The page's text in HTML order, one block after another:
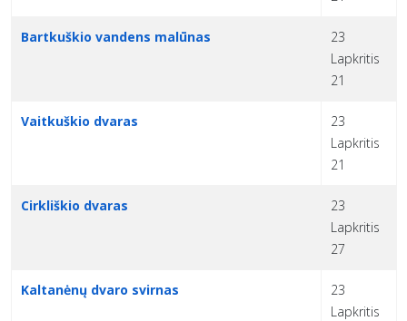
Bartkuškio vandens malūnas
23
Lapkritis
21
Vaitkuškio dvaras
23
Lapkritis
21
Cirkliškio dvaras
23
Lapkritis
27
Kaltanėnų dvaro svirnas
23
Lapkritis